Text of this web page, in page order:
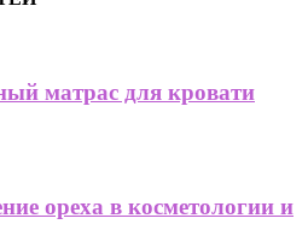
матрас для кровати
ореха в косметологии и